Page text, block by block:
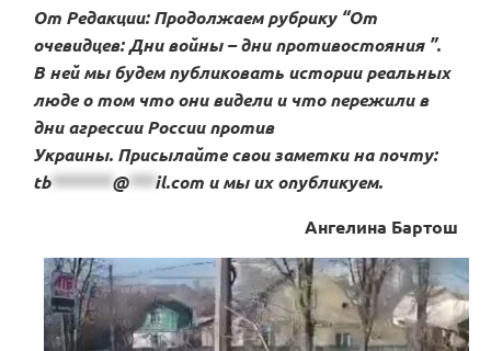
От Редакции: Продолжаем рубрику “От
очевидцев: Дни войны – дни противостояния ”.
В ней мы будем публиковать истории реальных
люде о том что они видели и что пережили в
дни агрессии России против
Украины. Присылайте свои заметки на почту:
tb*******@***il.com и мы их опубликуем.
Ангелина Бартош